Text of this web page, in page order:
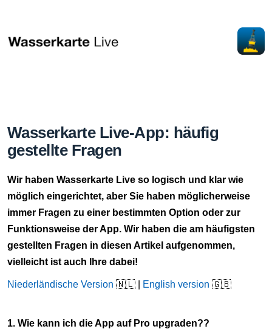
Wasserkarte Live-App: häufig
gestellte Fragen
Wir haben Wasserkarte Live so logisch und klar wie
möglich eingerichtet, aber Sie haben möglicherweise
immer Fragen zu einer bestimmten Option oder zur
Funktionsweise der App. Wir haben die am häufigsten
gestellten Fragen in diesen Artikel aufgenommen,
vielleicht ist auch Ihre dabei!
Niederländische Version 🇳🇱 | English version 🇬🇧
1. Wie kann ich die App auf Pro upgraden??